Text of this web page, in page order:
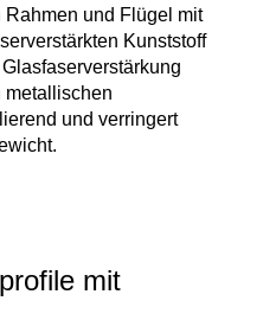
und Flügel mit
Kunststoff
metallischen
und verringert
mit